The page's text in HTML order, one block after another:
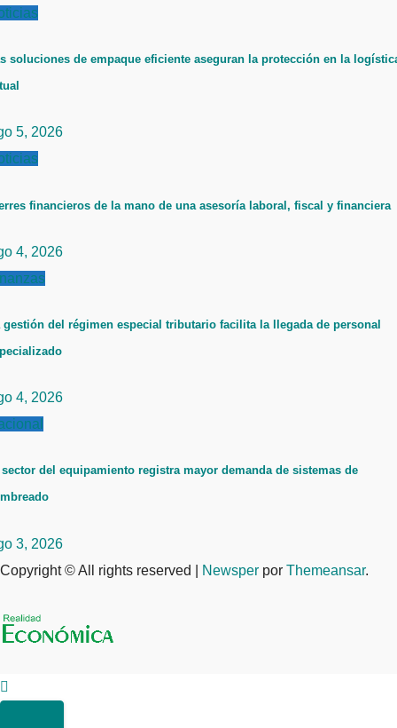
soluciones de empaque eficiente aseguran la protección en la
5, 2026
financieros de la mano de una asesoría laboral, fiscal y financiera
4, 2026
gestión del régimen especial tributario facilita la llegada de personal
4, 2026
del equipamiento registra mayor demanda de sistemas de
3, 2026
Copyright © All rights reserved
Newsper por Themeansar.